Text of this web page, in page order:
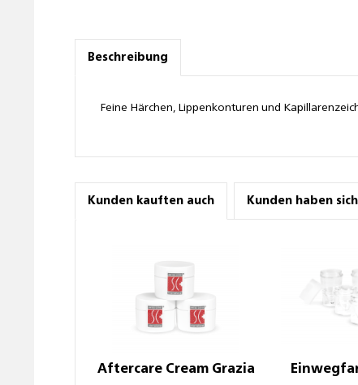
Beschreibung
Feine Härchen, Lippenkonturen und
Kunden kauften auch Kunden haben
Aftercare Cream Grazia